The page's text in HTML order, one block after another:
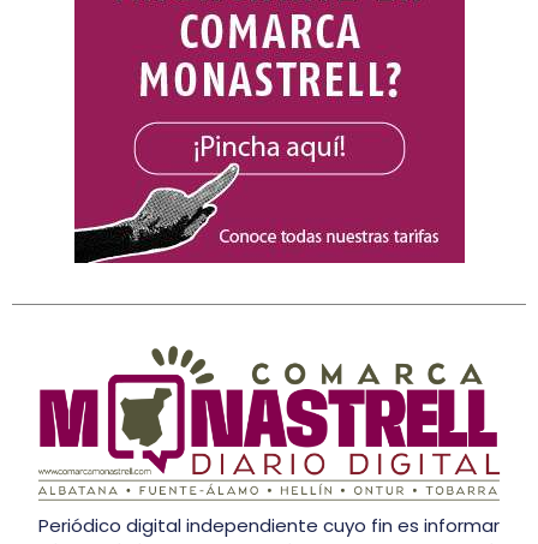
Periódico digital independiente cuyo fin es informar